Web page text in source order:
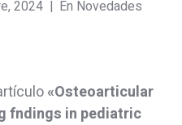
2024 En Novedades
«Osteoarticular
fndings in pediatric